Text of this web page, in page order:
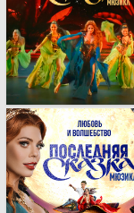
Трейлер
«Последняя
кейвижуала
«Последняя